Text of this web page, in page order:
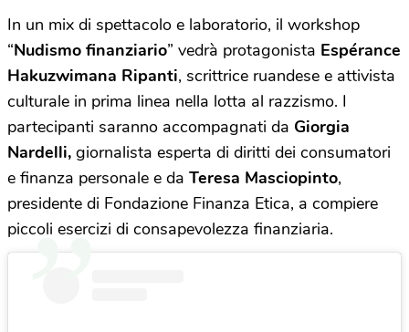
In un mix di spettacolo e laboratorio, il workshop
“Nudismo finanziario” vedrà protagonista Espérance
Hakuzwimana Ripanti, scrittrice ruandese e attivista
culturale in prima linea nella lotta al razzismo. I
partecipanti saranno accompagnati da Giorgia
Nardelli, giornalista esperta di diritti dei consumatori
e finanza personale e da Teresa Masciopinto,
presidente di Fondazione Finanza Etica, a compiere
piccoli esercizi di consapevolezza finanziaria.